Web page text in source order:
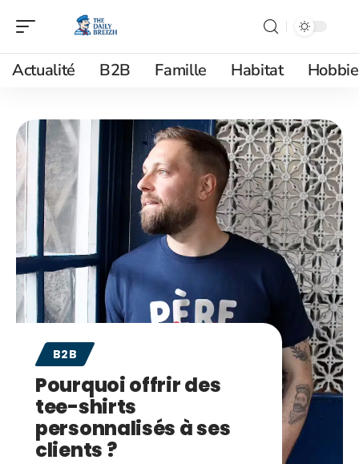
Actualité B2B Famille Habitat
B2B
Pourquoi offrir des
tee-shirts
personnalisés à ses
clients ?